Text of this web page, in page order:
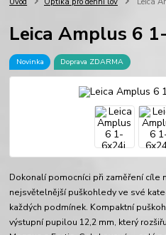
Leica Amplus 6
Novinka Doprava ZDARMA
Dokonalí pomocníci při zaměření cíle
nejsvětelnější puškohledy ve své
každých podmínek. Kompaktní
výstupní pupilou 12,2 mm, který